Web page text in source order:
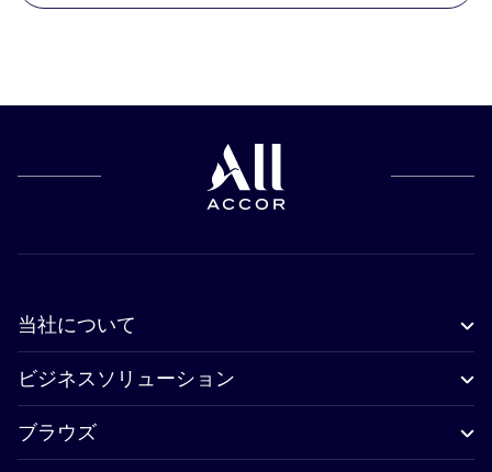
当社について
ビジネスソリューション
ブラウズ